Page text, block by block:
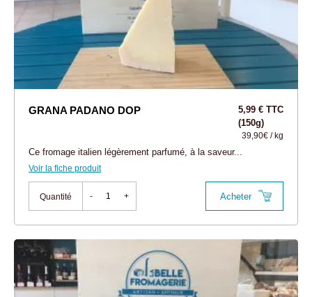
GRANA PADANO DOP
5,99 € TTC
(150g)
39,90€ / kg
Ce fromage italien légèrement parfumé, à la saveur...
Voir la fiche produit
Quantité - + Acheter